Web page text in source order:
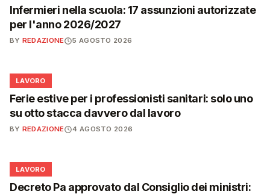
Infermieri nella scuola: 17 assunzioni autorizzate
per l'anno 2026/2027
BY REDAZIONE 5 AGOSTO 2026
💼
LAVORO
Ferie estive per i professionisti sanitari: solo uno
su otto stacca davvero dal lavoro
BY REDAZIONE 4 AGOSTO 2026
💼
LAVORO
Decreto Pa approvato dal Consiglio dei ministri: